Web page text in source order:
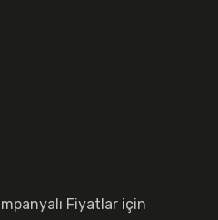
Fiyatlar için